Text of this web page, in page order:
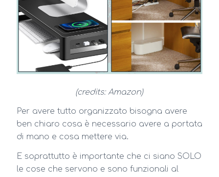
(credits: Amazon)
Per avere tutto organizzato bisogna avere
ben chiaro cosa è necessario avere a portata
di mano e cosa mettere via.
E soprattutto è importante che ci siano SOLO
le cose che servono e sono funzionali al